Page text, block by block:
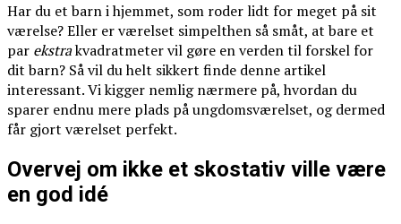
Har du et barn i hjemmet, som roder lidt for meget på sit
værelse? Eller er værelset simpelthen så småt, at bare et
par ekstrakvadratmeter vil gøre en verden til forskel for
dit barn? Så vil du helt sikkert finde denne artikel
interessant. Vi kigger nemlig nærmere på, hvordan du
sparer endnu mere plads på ungdomsværelset, og dermed
får gjort værelset perfekt.
Overvej om ikke et skostativ ville være
en god idé